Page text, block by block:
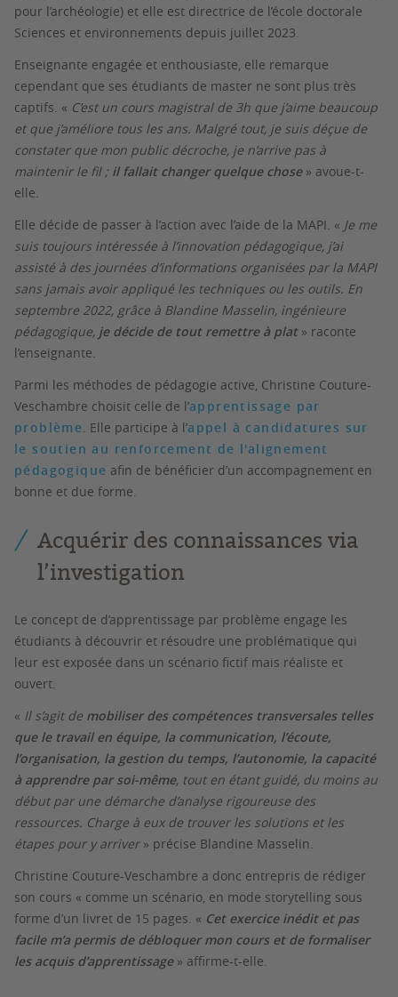
pour l’archéologie) et elle est directrice de l’école doctorale
Sciences et environnements depuis juillet 2023.
Enseignante engagée et enthousiaste, elle remarque
cependant que ses étudiants de master ne sont plus très
captifs. « C’est un cours magistral de 3h que j’aime beaucoup
et que j’améliore tous les ans. Malgré tout, je suis déçue de
constater que mon public décroche, je n’arrive pas à
maintenir le fil ; il fallait changer quelque chose» avoue-t-
elle.
Elle décide de passer à l’action avec l’aide de la MAPI. « Je me
suis toujours intéressée à l’innovation pédagogique, j’ai
assisté à des journées d’informations organisées par la MAPI
sans jamais avoir appliqué les techniques ou les outils. En
septembre 2022, grâce à Blandine Masselin, ingénieure
pédagogique, je décide de tout remettre à plat » raconte
l’enseignante.
Parmi les méthodes de pédagogie active, Christine Couture-
Veschambre choisit celle de l’apprentissage par
problème. Elle participe à l’appel à candidatures sur
le soutien au renforcement de l'alignement
pédagogique afin de bénéficier d’un accompagnement en
bonne et due forme.
Acquérir des connaissances via
l’investigation
Le concept de d’apprentissage par problème engage les
étudiants à découvrir et résoudre une problématique qui
leur est exposée dans un scénario fictif mais réaliste et
ouvert.
« Il s’agit de mobiliser des compétences transversales telles
que le travail en équipe, la communication, l’écoute,
l’organisation, la gestion du temps, l’autonomie, la capacité
à apprendre par soi-même, tout en étant guidé, du moins au
début par une démarche d’analyse rigoureuse des
ressources. Charge à eux de trouver les solutions et les
étapes pour y arriver» précise Blandine Masselin.
Christine Couture-Veschambre a donc entrepris de rédiger
son cours « comme un scénario, en mode storytelling sous
forme d’un livret de 15 pages. « Cet exercice inédit et pas
facile m’a permis de débloquer mon cours et de formaliser
les acquis d’apprentissage» affirme-t-elle.